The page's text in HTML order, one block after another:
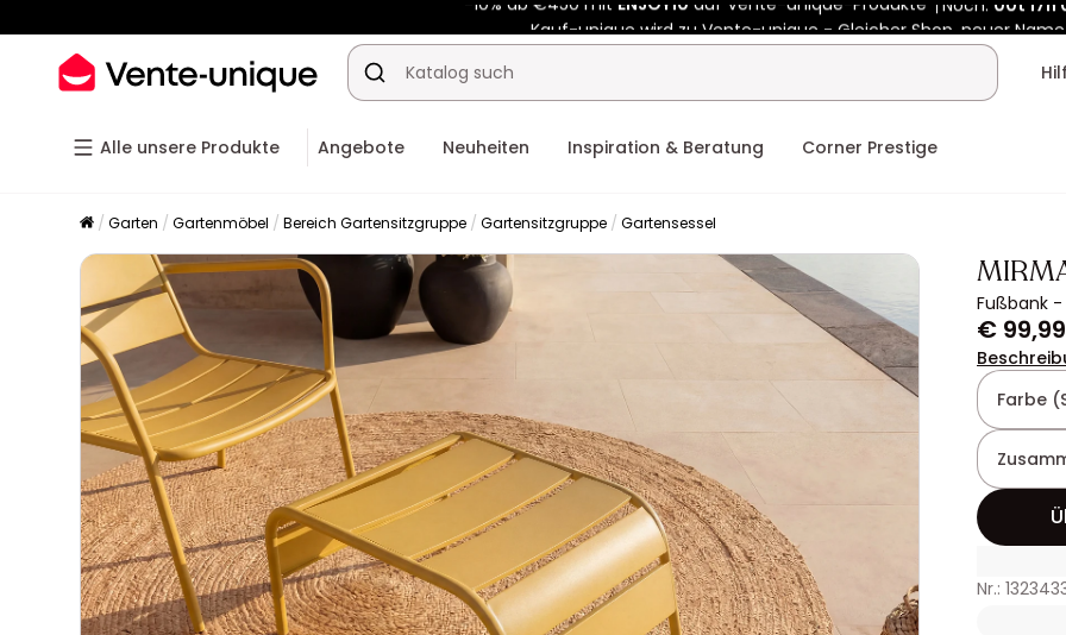
Kauf-unique wird zu Vente-unique - Gleicher Shop, neuer
-10% ab €450 mitENJOY10auf Vente-unique-Produkte Noch:00t
Alle unsere Produkte Angebote Neuheiten Inspiration & Beratung Corner Prestige
Garten Gartenmöbel Bereich Gartensitzgruppe Gartensitzgruppe Gartensessel
Fußbank -
€ 99,99
Farbe
Nr.: